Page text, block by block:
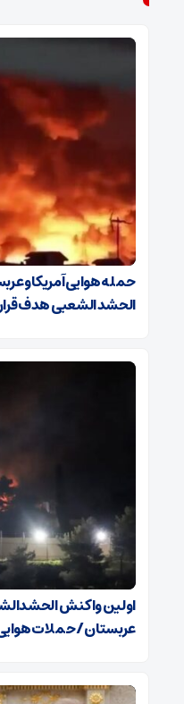
حمله هوایی آمریکا و
الحشد الشعبی هدف
اولین واکنش
عربستان / حملات